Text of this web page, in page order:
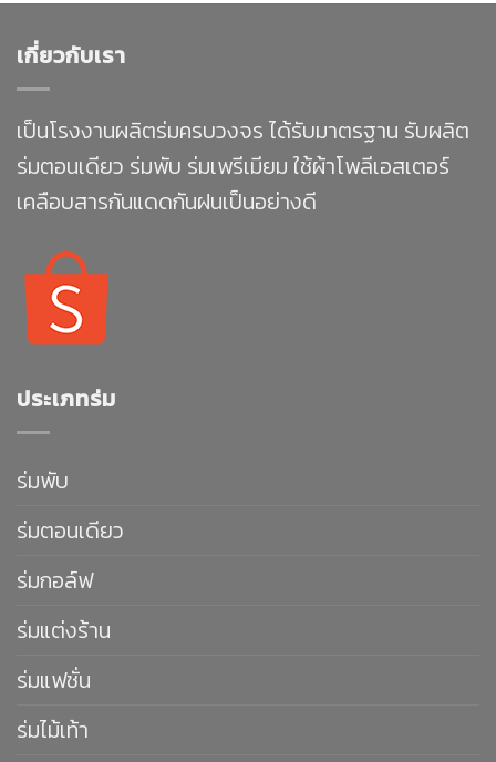
เกี่ยวกับเรา
เป็นโรงงานผลิตร่มครบวงจร ได้รับมาตรฐาน รับผลิต
ร่มตอนเดียว ร่มพับ ร่มเพรีเมียม ใช้ผ้าโพลีเอสเตอร์
เคลือบสารกันแดดกันฝนเป็นอย่างดี
ประเภทร่ม
ร่มพับ
ร่มตอนเดียว
ร่มกอล์ฟ
ร่มแต่งร้าน
ร่มแฟชั่น
ร่มไม้เท้า